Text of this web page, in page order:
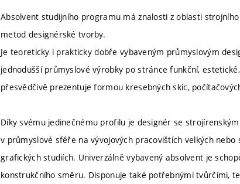
Absolvent studijního programu má znalosti z oblasti
metod designérské tvorby.
Je teoreticky i prakticky dobře vybaveným průmyslovým
jednodušší průmyslové výrobky po stránce funkční,
přesvědčivě prezentuje formou kresebných skic,
Díky svému jedinečnému profilu je designér se
v průmyslové sféře na vývojových pracovištích velkých
grafických studiích. Univerzálně vybavený absolvent je
konstrukčního směru. Disponuje také potřebnými tvůrčími,